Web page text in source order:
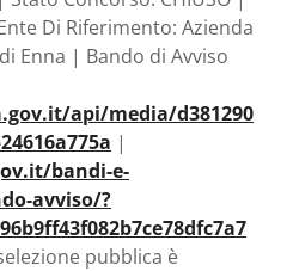
Di Riferimento: Azienda
Enna | Bando di Avviso
api/media/d381290
|
bandi-e-
avviso/?
pubblica è